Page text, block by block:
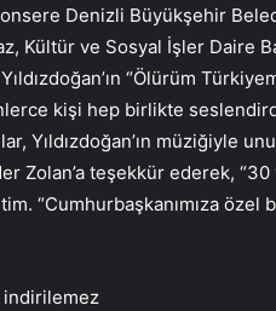
Denizli Büyükşehir
Kültür ve Sosyal İşler Daire
“Ölürüm
kişi hep birlikte
Yıldızdoğan’ın müziğiyle
Zolan’a teşekkür ederek,
“Cumhurbaşkanımıza özel
indirilemez